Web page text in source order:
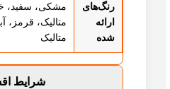
رنگ‌های
ارائه
شده
مشکی، سفید،
متالیک، قرمز،
متالیک
شرایط